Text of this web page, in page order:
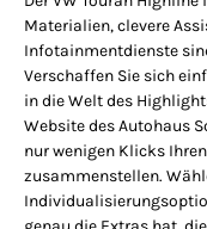
Materialien, clevere
Infotainmentdienste
Verschaffen Sie sich
in die Welt des
Website des Autohaus
nur wenigen Klicks
zusammenstellen.